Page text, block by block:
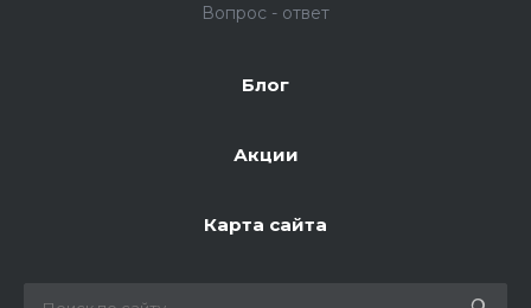
Вопрос - ответ
Блог
Акции
Карта сайта